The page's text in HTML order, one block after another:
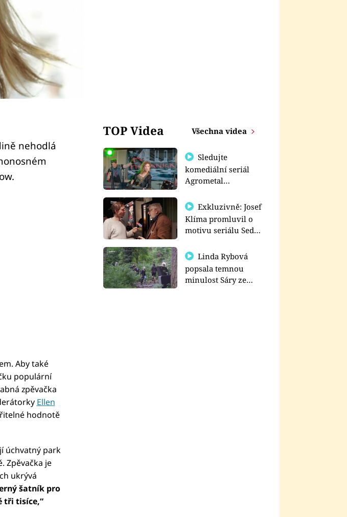
nehodlá
Aby také
populární
zpěvačka
Ellen
hodnotě
úchvatný park
Zpěvačka je
ukrývá
šatník pro
tři tisíce,“
TOP Videa Všechna videa
Sledujte
komediální seriál
Agrometal
prima+
Exkluzivně: Josef
Klíma promluvil o
motivu seriálu Sedm
Linda Rybová
popsala temnou
minulost Sáry ze